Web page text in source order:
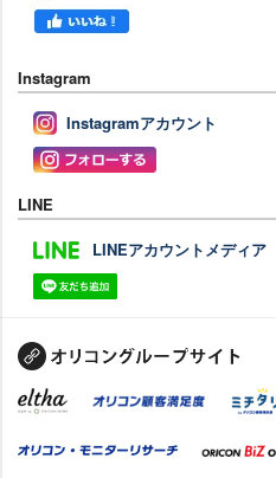
Instagram
Instagramアカウント
LINE
LINEアカウントメディア